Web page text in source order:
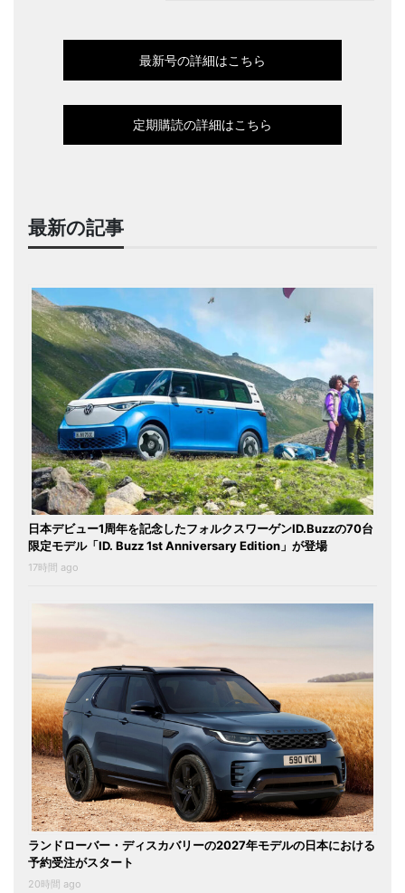
最新号の詳細はこちら
定期購読の詳細はこちら
最新の記事
日本デビュー1周年を記念したフォルクスワーゲンID.Buzzの70台
限定モデル「ID. Buzz 1st Anniversary Edition」が登場
17時間 ago
ランドローバー・ディスカバリーの2027年モデルの日本における
予約受注がスタート
20時間 ago